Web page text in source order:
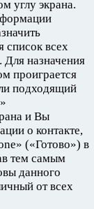
углу экрана.
список всех
назначения
проиграется
подходящий
и Вы
о контакте,
(«Готово») в
тем самым
данного
от всех